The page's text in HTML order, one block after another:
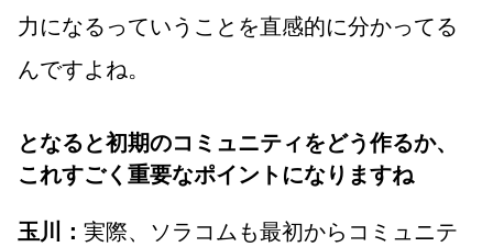
力になるっていうことを直感的に分かってる
んですよね。
となると初期のコミュニティをどう作るか、
これすごく重要なポイントになりますね
玉川： 実際、ソラコムも最初からコミュニテ